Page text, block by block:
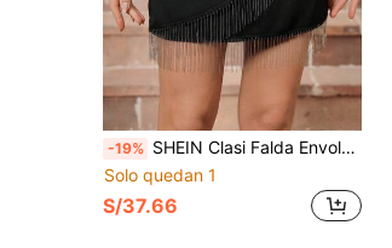
-19% SHEIN Clasi Falda Envolvente Para Mujer Con Detalles De Pedrería Y Borlas En El Dobladillo
Solo quedan 1
S/37.66